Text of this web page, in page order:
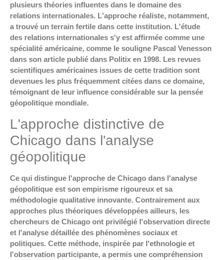
plusieurs théories influentes dans le domaine des
relations internationales. L'approche réaliste, notamment,
a trouvé un terrain fertile dans cette institution. L'étude
des relations internationales s'y est affirmée comme une
spécialité américaine, comme le souligne Pascal Venesson
dans son article publié dans Politix en 1998. Les revues
scientifiques américaines issues de cette tradition sont
devenues les plus fréquemment citées dans ce domaine,
témoignant de leur influence considérable sur la pensée
géopolitique mondiale.
L'approche distinctive de
Chicago dans l'analyse
géopolitique
Ce qui distingue l'approche de Chicago dans l'analyse
géopolitique est son empirisme rigoureux et sa
méthodologie qualitative innovante. Contrairement aux
approches plus théoriques développées ailleurs, les
chercheurs de Chicago ont privilégié l'observation directe
et l'analyse détaillée des phénomènes sociaux et
politiques. Cette méthode, inspirée par l'ethnologie et
l'observation participante, a permis une compréhension